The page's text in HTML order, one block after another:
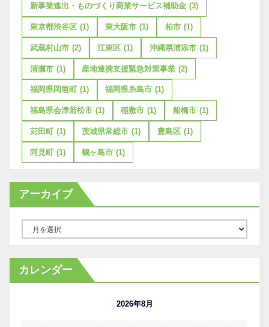
新事業進出・ものづくり商業サービス補助金 (3)
東京都渋谷区 (1) 東大阪市 (1) 柏市 (1)
武蔵村山市 (2) 江東区 (1) 沖縄県浦添市 (1)
清瀬市 (1) 産地連携支援緊急対策事業 (2)
福岡県岡垣町 (1) 福岡県糸島市 (1)
福島県会津若松市 (1) 稲敷市 (1) 船橋市 (1)
苅田町 (1) 茨城県常総市 (1) 豊島区 (1)
阿見町 (1) 鶴ヶ島市 (1)
アーカイブ
カ
イ
カレンダー
2026年8月